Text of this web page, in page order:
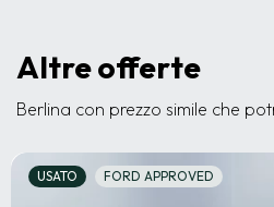
Altre offerte
Berlina con prezzo simile che
USATO FORD APPROVED